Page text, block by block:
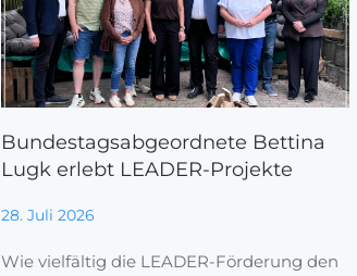
Bundestagsabgeordnete Bettina
Lugk erlebt LEADER-Projekte
28. Juli 2026
Wie vielfältig die LEADER-Förderung den